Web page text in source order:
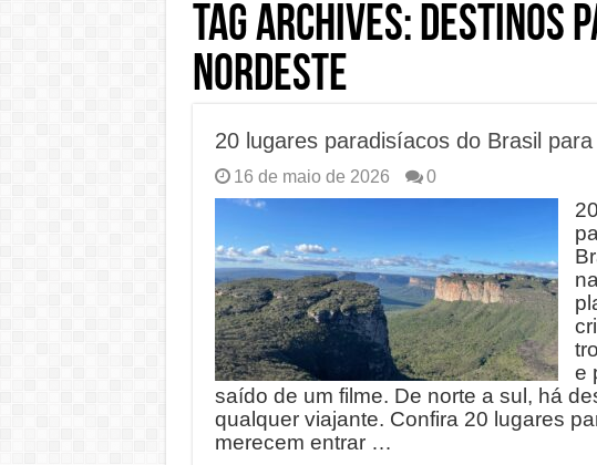
Tag Archives: destinos
Nordeste
20 lugares paradisíacos do Brasil
16 de maio de 2026 0
e
saído de um filme. De norte a sul, há
qualquer viajante. Confira 20 lugares
merecem entrar …